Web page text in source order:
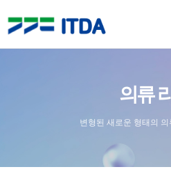
의류
변형된 새로운 형태의